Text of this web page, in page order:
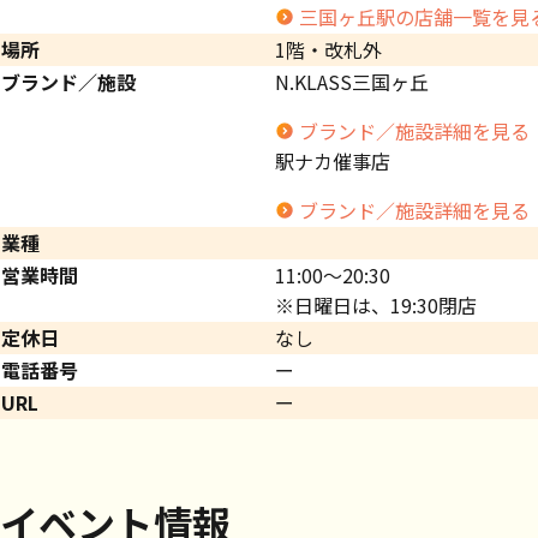
三国ヶ丘駅の店舗一覧を見
場所
1階・改札外
ブランド／施設
N.KLASS三国ヶ丘
ブランド／施設詳細を見る
駅ナカ催事店
ブランド／施設詳細を見る
業種
営業時間
11:00～20:30
※日曜日は、19:30閉店
定休日
なし
電話番号
ー
URL
ー
イベント情報